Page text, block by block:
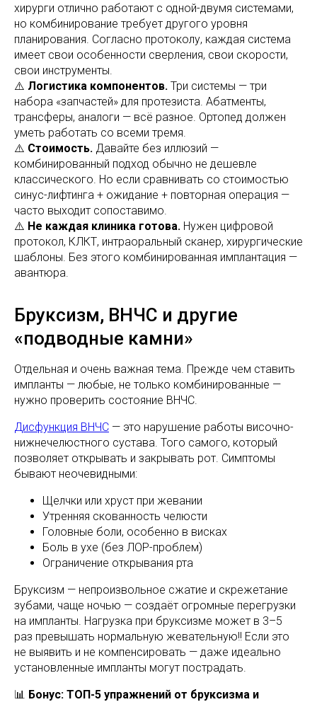
хирурги отлично работают с одной-двумя системами,
но комбинирование требует другого уровня
планирования. Согласно протоколу, каждая система
имеет свои особенности сверления, свои скорости,
свои инструменты.
⚠️ Логистика компонентов. Три системы — три
набора «запчастей» для протезиста. Абатменты,
трансферы, аналоги — всё разное. Ортопед должен
уметь работать со всеми тремя.
⚠️ Стоимость. Давайте без иллюзий —
комбинированный подход обычно не дешевле
классического. Но если сравнивать со стоимостью
синус-лифтинга + ожидание + повторная операция —
часто выходит сопоставимо.
⚠️ Не каждая клиника готова. Нужен цифровой
протокол, КЛКТ, интраоральный сканер, хирургические
шаблоны. Без этого комбинированная имплантация —
авантюра.
Бруксизм, ВНЧС и другие
«подводные камни»
Отдельная и очень важная тема. Прежде чем ставить
импланты — любые, не только комбинированные —
нужно проверить состояние ВНЧС.
Дисфункция ВНЧС — это нарушение работы височно-
нижнечелюстного сустава. Того самого, который
позволяет открывать и закрывать рот. Симптомы
бывают неочевидными:
Щелчки или хруст при жевании
Утренняя скованность челюсти
Головные боли, особенно в висках
Боль в ухе (без ЛОР-проблем)
Ограничение открывания рта
Бруксизм — непроизвольное сжатие и скрежетание
зубами, чаще ночью — создаёт огромные перегрузки
на импланты. Нагрузка при бруксизме может в 3–5
раз превышать нормальную жевательную!! Если это
не выявить и не компенсировать — даже идеально
установленные импланты могут пострадать.
📊 Бонус: ТОП-5 упражнений от бруксизма и